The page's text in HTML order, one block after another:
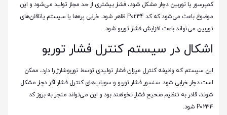
کمپرسور یا توربین دچار مشکل شود، فشار بیشتری از حد مجاز تولید می‌شود و این
موضوع باعث می‌شود که کد P0234 ظاهر شود. خرابی پره‌ها یا سیستم یاتاقان‌های
توربین می‌تواند باعث افزایش فشار توربو شود.
اشکال در سیستم کنترل فشار توربو
این سیستم که وظیفه کنترل میزان فشار تولیدی توسط توربوشارژ را دارد، ممکن
است دچار خرابی شود. سنسور فشار توربو و سوپاپ‌های کنترل فشار اگر دچار مشکل
شوند، قادر به تنظیم صحیح فشار نخواهند بود و این می‌تواند منجر به بروز کد
P0234 شود.